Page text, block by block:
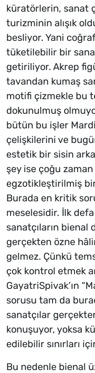
küratörlerin, sanat
turizminin alışık
besliyor. Yani
tüketilebilir bir
getiriliyor. Akrep
tavandan kumaş
motifi çizmekle bu
dokunulmuş
bütün bu işler
çelişkilerini ve
estetik bir sisin
şey ise çoğu
egzotikleştirilmiş
Burada en kritik
meselesidir. İlk
sanatçıların bienal
gerçekten özne
gelmez. Çünkü
çok kontrol etmek
GayatriSpivak’ın
sorusu tam da
sanatçılar
konuşuyor, yoksa
edilebilir sınırları
Bu nedenle bienal